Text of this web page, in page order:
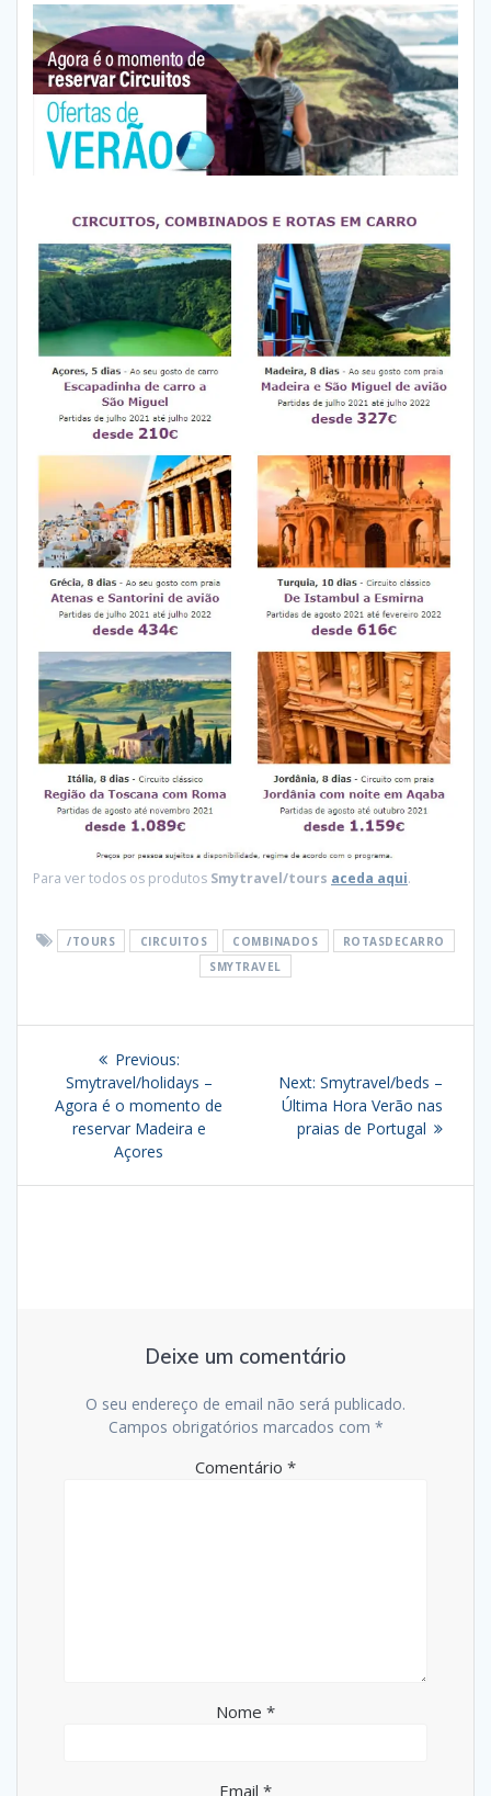
Para ver todos os produtos Smytravel/tours aceda aqui.
/TOURS CIRCUITOS COMBINADOS
ROTASDECARRO
SMYTRAVEL
Navegação
artigos
Previous:Previous
post:
Smytravel/holidays –
Agora é o momento de
reservar Madeira e
Açores
Next: Next
post:
Smytravel/beds –
Última Hora Verão nas
praias de Portugal
Deixe um comentário
O seu endereço de email não será publicado.
Campos obrigatórios marcados com *
Comentário *
Nome *
Email *